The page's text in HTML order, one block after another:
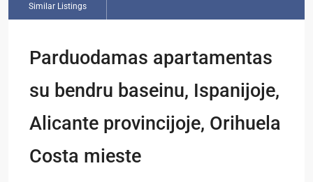
Similar Listings
Parduodamas apartamentas
su bendru baseinu, Ispanijoje,
Alicante provincijoje, Orihuela
Costa mieste